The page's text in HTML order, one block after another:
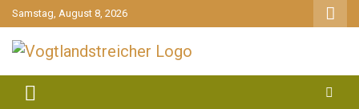
gehe
zum
Inhalt
Samstag, August 8, 2026
Vogtlandstreicher